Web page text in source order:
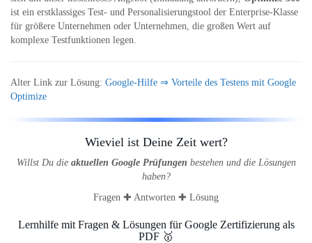
ist ein erstklassiges Test- und Personalisierungstool der Enterprise-Klasse
für größere Unternehmen oder Unternehmen, die großen Wert auf
komplexe Testfunktionen legen.
Alter Link zur Lösung: Google-Hilfe ⇒ Vorteile des Testens mit Google
Optimize
Wieviel ist Deine Zeit wert?
Willst Du die aktuellen Google Prüfungen bestehen und die Lösungen
haben?
Fragen ✚ Antworten ✚ Lösung
Lernhilfe mit Fragen & Lösungen für Google Zertifizierung als
PDF 🥇